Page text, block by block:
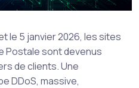
le 5 janvier 2026, les sites
Postale sont devenus
de clients. Une
DDoS, massive,